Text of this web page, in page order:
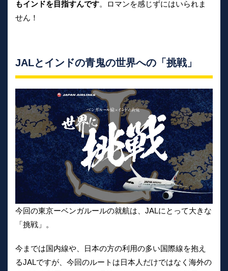
もインドを目指すんです。ロマンを感じずにはいられま
せん！
JALとインドの青鬼の世界への「挑戦」
今回の東京ーベンガルールの就航は、JALにとって大きな
「挑戦」。
今までは国内線や、日本の方の利用の多い国際線を抱え
るJALですが、今回のルートは日本人だけではなく海外の